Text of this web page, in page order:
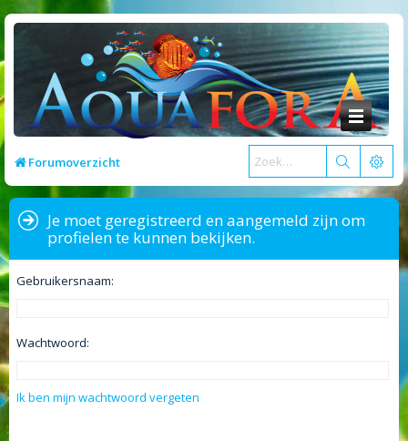
Forumoverzicht
Je moet geregistreerd en aangemeld zijn om
profielen te kunnen bekijken.
Gebruikersnaam:
Wachtwoord:
Ik ben mijn wachtwoord vergeten